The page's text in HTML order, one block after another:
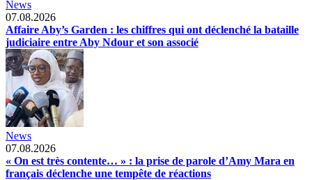
News
07.08.2026
Affaire Aby’s Garden : les chiffres qui ont déclenché la bataille
judiciaire entre Aby Ndour et son associé
News
07.08.2026
« On est très contente… » : la prise de parole d’Amy Mara en
français déclenche une tempête de réactions